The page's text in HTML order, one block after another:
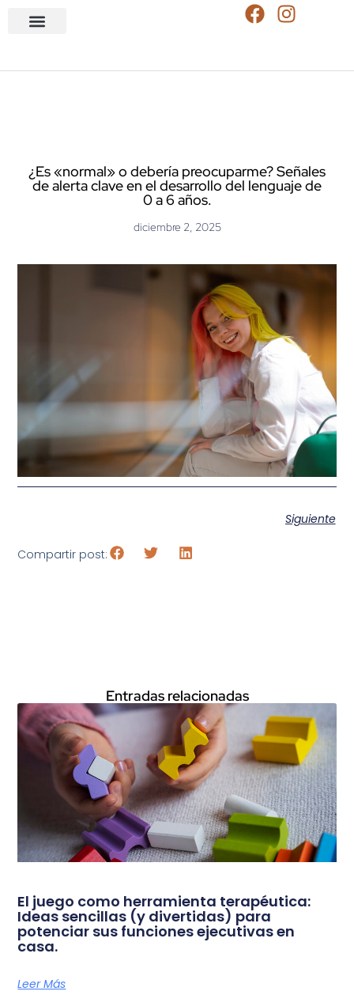
¿Es «normal» o debería preocuparme? Señales
de alerta clave en el desarrollo del lenguaje de
0 a 6 años.
diciembre 2, 2025
Siguiente
Compartir post:
Entradas relacionadas
El juego como herramienta terapéutica:
Ideas sencillas (y divertidas) para
potenciar sus funciones ejecutivas en
casa.
Leer Más